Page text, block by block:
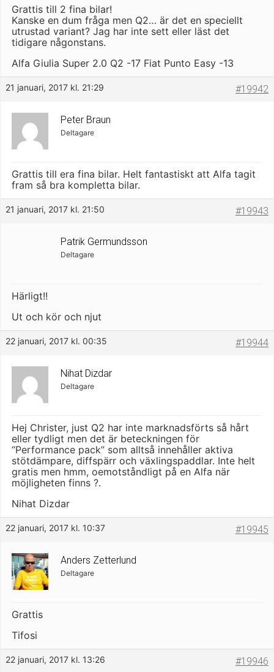
Grattis till 2 fina bilar!
Kanske en dum fråga men Q2… är det en speciellt
utrustad variant? Jag har inte sett eller läst det
tidigare någonstans.
Alfa Giulia Super 2.0 Q2 -17 Fiat Punto Easy -13
21 januari, 2017 kl. 21:29 #19942
Peter Braun
Deltagare
Grattis till era fina bilar. Helt fantastiskt att Alfa tagit
fram så bra kompletta bilar.
21 januari, 2017 kl. 21:50 #19943
Patrik Germundsson
Deltagare
Härligt!!
Ut och kör och njut
22 januari, 2017 kl. 00:35 #19944
Nihat Dizdar
Deltagare
Hej Christer, just Q2 har inte marknadsförts så hårt
eller tydligt men det är beteckningen för
“Performance pack” som alltså innehåller aktiva
stötdämpare, diffspärr och växlingspaddlar. Inte helt
gratis men hmm, oemotståndligt på en Alfa när
möjligheten finns ?.
Nihat Dizdar
22 januari, 2017 kl. 10:37 #19945
Anders Zetterlund
Deltagare
Grattis
Tifosi
22 januari, 2017 kl. 13:26 #19946